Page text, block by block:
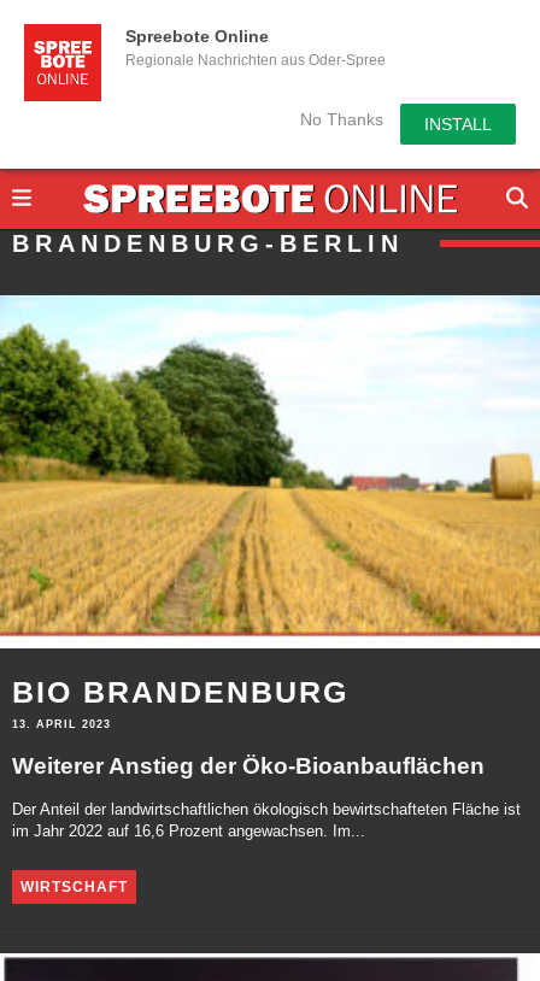
Spreebote Online
Regionale Nachrichten aus Oder-Spree
No Thanks INSTALL
BRANDENBURG-BERLIN
BIO BRANDENBURG
13. APRIL 2023
Weiterer Anstieg der Öko-Bioanbauflächen
Der Anteil der landwirtschaftlichen ökologisch bewirtschafteten Fläche ist
im Jahr 2022 auf 16,6 Prozent angewachsen. Im...
WIRTSCHAFT